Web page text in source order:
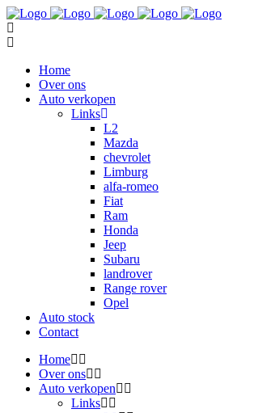
Home
Over ons
Auto verkopen
Links
L2
Mazda
chevrolet
Limburg
alfa-romeo
Fiat
Ram
Honda
Jeep
Subaru
landrover
Range rover
Opel
Auto stock
Contact
Home
Over ons
Auto verkopen
Links